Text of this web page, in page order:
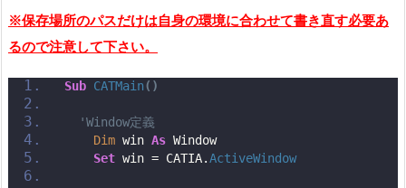
※保存場所のパスだけは自身の環境に合わせて書き直す必要あ
るので注意して下さい。
Sub CATMain()
'Window定義
Dim win As Window
Set win = CATIA.ActiveWindow